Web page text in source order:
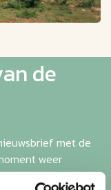
de
met de
weer